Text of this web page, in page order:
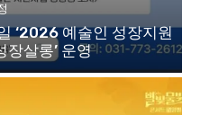
‘2026 예술인 성장지원
살롱’ 운영